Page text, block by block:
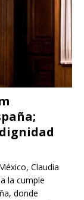
Claudia
la cumple
donde